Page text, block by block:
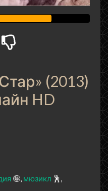
(2013)
HD
🤪 мюзикл 🕺